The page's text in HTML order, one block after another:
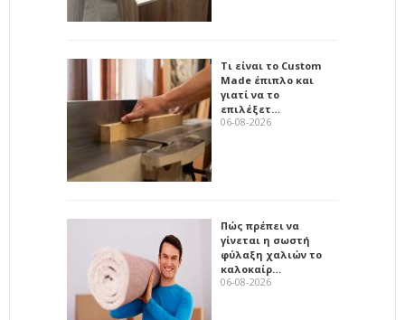
Τι είναι το Custom
Made έπιπλο και
γιατί να το
επιλέξετ…
06-08-2026
Πώς πρέπει να
γίνεται η σωστή
φύλαξη χαλιών το
καλοκαίρ…
06-08-2026